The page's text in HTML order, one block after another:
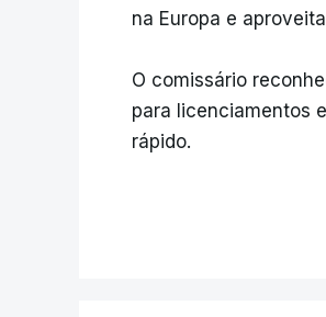
na Europa e
O comissário
para licenciamentos
rápido.